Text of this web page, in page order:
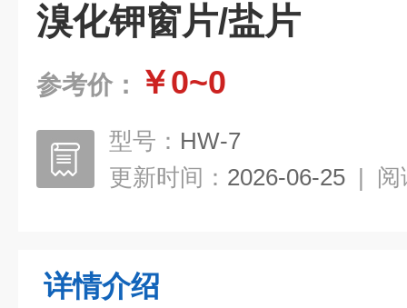
溴化钾窗片/盐片
参考价： ￥0~0
型号： HW-7
更新时间： 2026-06-25 | 阅
详情介绍